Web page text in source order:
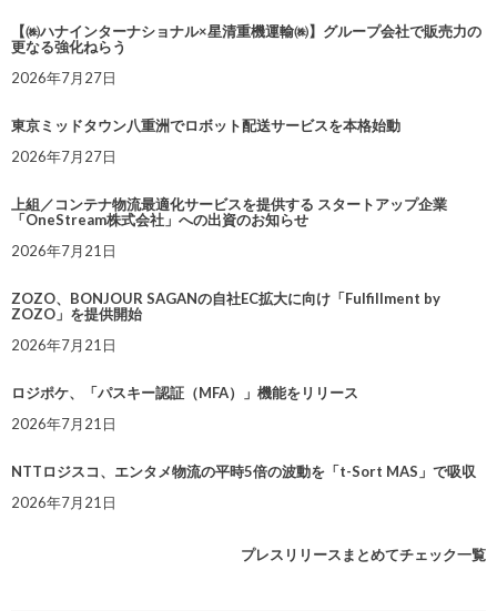
【㈱ハナインターナショナル×星清重機運輸㈱】グループ会社で販売力の
更なる強化ねらう
2026年7月27日
東京ミッドタウン八重洲でロボット配送サービスを本格始動
2026年7月27日
上組／コンテナ物流最適化サービスを提供する スタートアップ企業
「OneStream株式会社」への出資のお知らせ
2026年7月21日
ZOZO、BONJOUR SAGANの自社EC拡大に向け「Fulfillment by
ZOZO」を提供開始
2026年7月21日
ロジポケ、「パスキー認証（MFA）」機能をリリース
2026年7月21日
NTTロジスコ、エンタメ物流の平時5倍の波動を「t-Sort MAS」で吸収
2026年7月21日
プレスリリースまとめてチェック一覧